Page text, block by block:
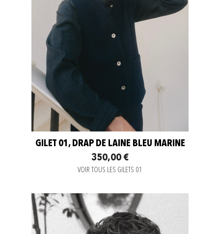
GILET 01, DRAP DE LAINE BLEU MARINE
350,00 €
VOIR TOUS LES GILETS 01